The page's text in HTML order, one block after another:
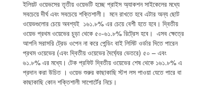
ইলিয়ট ওয়েভসের তৃতীয় ওয়েভটি হচ্ছে প্রাইস অ্যাকশন সাইকেলের মধ্যে
সবচেয়ে দীর্ঘ এবং সবচেয়ে শক্তিশালী। মনে রাখতে হবে এটার অন্য ছোট
ওয়েভগুলোর চেয়ে অবশ্যই ১৬১.৮% এর চেয়ে বেশী হতে হবে। দ্বিতীয়
ওয়েভ প্রথম ওয়েভের চুড়া থেকে ৫০-৬১.৮% রিট্রেস হবে। এসব ক্ষেত্রে
আপনি সরাসরি ট্রেড ওপেন না করে পেন্ডিং বাই লিমিট ওর্ডার দিতে পারেন
প্রথম ওয়েভের (এবং দ্বিতীয় ওয়েভের দৈর্ঘ্যের ভেতরে) ৫০ – এবং
৬১.৮% এর মধ্যে। টেক প্রফিট দ্বিতীয় ওয়েভের শেষ থেকে ১৬১.৮% এ
প্রদান করা উচিত । ওয়েভ শুরুর কাছাকাছি স্টপ লস পাওয়া যেতে পারে বা
কাছাকাছি কোন শক্তিশালী সাপোর্টের নিচে।